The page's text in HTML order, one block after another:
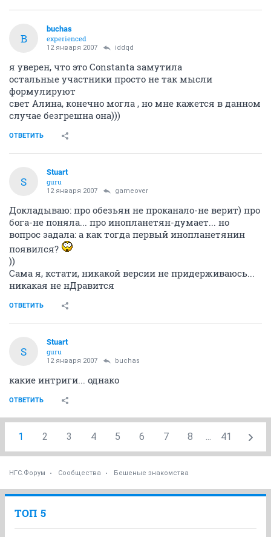
B
buchas
experienced
12 января 2007 iddqd
я уверен, что это Constanta замутила
остальные участники просто не так мысли
формулируют
свет Алина, конечно могла , но мне кажется в данном
случае безгрешна она)))
ОТВЕТИТЬ
S
Stuart
guru
12 января 2007 gameover
Докладываю: про обезьян не проканало-не верит) про
бога-не поняла... про инопланетян-думает... но
вопрос задала: а как тогда первый инопланетянин
появился?
))
Сама я, кстати, никакой версии не придерживаюсь...
никакая не нДравится
ОТВЕТИТЬ
S
Stuart
guru
12 января 2007 buchas
какие интриги... однако
ОТВЕТИТЬ
1 2 3 4 5 6 7 8 ... 41
НГС.Форум Сообщества Бешеные знакомства
ТОП 5